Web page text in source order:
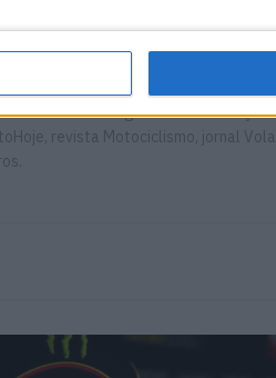
há muito ligado à Comunicação
revista Motociclismo, jornal